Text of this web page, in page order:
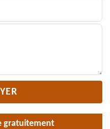
gratuitement